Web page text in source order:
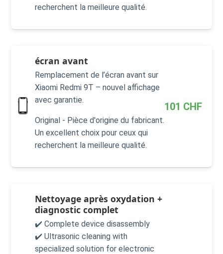
recherchent la meilleure qualité.
écran avant
Remplacement de l’écran avant sur
Xiaomi Redmi 9T – nouvel affichage
avec garantie.
Original - Pièce d'origine du fabricant.
Un excellent choix pour ceux qui
recherchent la meilleure qualité.
101 CHF
Nettoyage après oxydation +
diagnostic complet
✔️ Complete device disassembly
✔️ Ultrasonic cleaning with
specialized solution for electronic